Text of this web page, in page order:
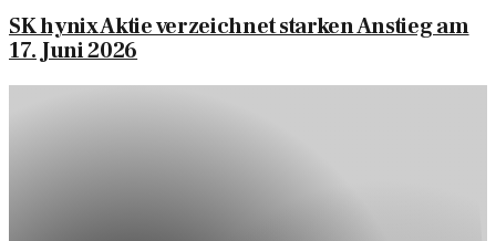
SK hynix Aktie verzeichnet starken Anstieg am
17. Juni 2026